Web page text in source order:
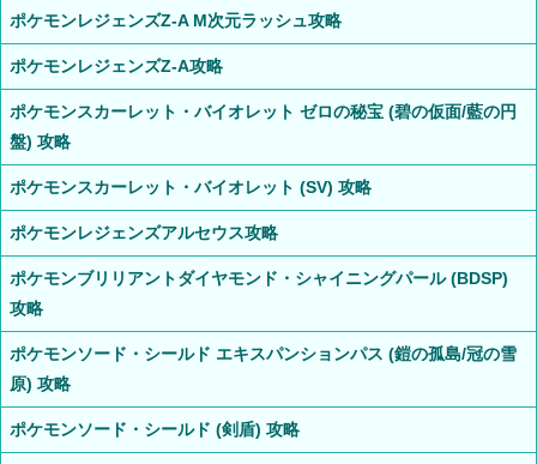
ポケモンレジェンズZ-A M次元ラッシュ攻略
ポケモンレジェンズZ-A攻略
ポケモンスカーレット・バイオレット ゼロの秘宝 (碧の仮面/藍の円
盤) 攻略
ポケモンスカーレット・バイオレット (SV) 攻略
ポケモンレジェンズアルセウス攻略
ポケモンブリリアントダイヤモンド・シャイニングパール (BDSP)
攻略
ポケモンソード・シールド エキスパンションパス (鎧の孤島/冠の雪
原) 攻略
ポケモンソード・シールド (剣盾) 攻略